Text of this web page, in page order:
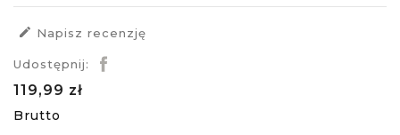
 Napisz recenzję
Udostępnij:
119,99 zł
Brutto